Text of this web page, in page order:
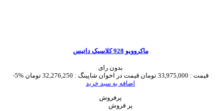
ماکروویو 928 کلاسیک داتیس
بدون رای
-5%
قیمت : 33,975,000 تومان قیمت در اخوان شاپینگ : 32,276,250 تومان
اضافه به سبد خرید
پرفروش